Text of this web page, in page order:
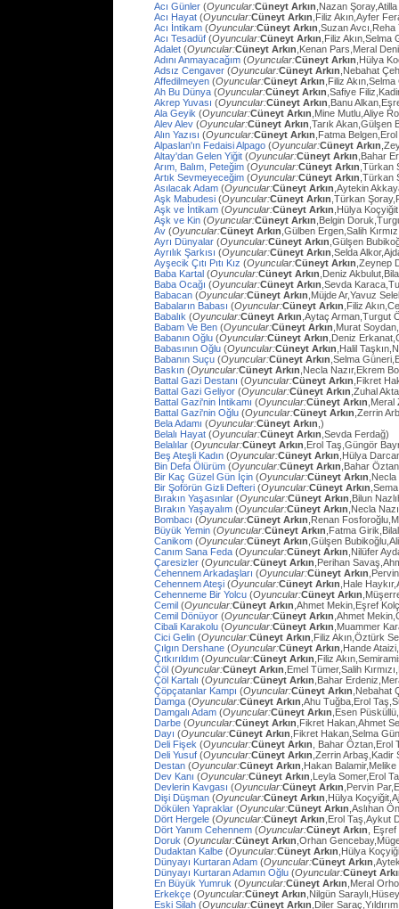
Acı Günler (Oyuncular:Cüneyt Arkın ,Nazan
Acı Hayat (Oyuncular:Cüneyt Arkın ,Filiz Akın,Ayfer
Acı İntikam (Oyuncular:Cüneyt Arkın ,Suzan
Acı Tesadüf (Oyuncular:Cüneyt Arkın ,Filiz Akın,Selma
Adalet (Oyuncular:Cüneyt Arkın ,Kenan Pars,Meral
Adını Anmayacağım (Oyuncular:Cüneyt Arkın ,Hülya
Adsız Cengaver (Oyuncular:Cüneyt Arkın ,Nebahat
Affedilmeyen (Oyuncular:Cüneyt Arkın ,Filiz
Ah Bu Dünya (Oyuncular:Cüneyt Arkın ,Safiye
Akrep Yuvası (Oyuncular:Cüneyt Arkın ,Banu
Ala Geyik (Oyuncular:Cüneyt Arkın ,Mine Mutlu,Aliye
Alev Alev (Oyuncular:Cüneyt Arkın ,Tarık Akan,Gülşen
Alın Yazısı (Oyuncular:Cüneyt Arkın ,Fatma
Alpaslan'ın Fedaisi Alpago (Oyuncular:Cüneyt Arkın
Altay'dan Gelen Yiğit (Oyuncular:Cüneyt Arkın ,Bahar
Arım, Balım, Peteğim (Oyuncular:Cüneyt Arkın ,Türkan
Artık Sevmeyeceğim (Oyuncular:Cüneyt Arkın ,Türkan
Asılacak Adam (Oyuncular:Cüneyt Arkın ,Aytekin
Aşk Mabudesi (Oyuncular:Cüneyt Arkın ,Türkan
Aşk ve İntikam (Oyuncular:Cüneyt Arkın ,Hülya
Aşk ve Kin (Oyuncular:Cüneyt Arkın ,Belgin
Av (Oyuncular:Cüneyt Arkın ,Gülben Ergen,Salih
Ayrı Dünyalar (Oyuncular:Cüneyt Arkın ,Gülşen
Ayrılık Şarkısı (Oyuncular:Cüneyt Arkın ,Selda
Ayşecik Çıtı Pıtı Kız (Oyuncular:Cüneyt Arkın ,Zeynep
Baba Kartal (Oyuncular:Cüneyt Arkın ,Deniz
Baba Ocağı (Oyuncular:Cüneyt Arkın ,Sevda
Babacan (Oyuncular:Cüneyt Arkın ,Müjde Ar,Yavuz
Babaların Babası (Oyuncular:Cüneyt Arkın ,Filiz
Babalık (Oyuncular:Cüneyt Arkın ,Aytaç Arman,Turgut
Babam Ve Ben (Oyuncular:Cüneyt Arkın ,Murat
Babanın Oğlu (Oyuncular:Cüneyt Arkın ,Deniz
Babasının Oğlu (Oyuncular:Cüneyt Arkın ,Halil
Babanın Suçu (Oyuncular:Cüneyt Arkın ,Selma
Baskın (Oyuncular:Cüneyt Arkın ,Necla Nazır,Ekrem
Battal Gazi Destanı (Oyuncular:Cüneyt Arkın ,Fikret
Battal Gazi Geliyor (Oyuncular:Cüneyt Arkın ,Zuhal
Battal Gazi'nin İntikamı (Oyuncular:Cüneyt Arkın
Battal Gazi'nin Oğlu (Oyuncular:Cüneyt Arkın ,Zerrin
Bela Adamı (Oyuncular:Cüneyt Arkın ,)
Belalı Hayat (Oyuncular:Cüneyt Arkın ,Sevda Ferdağ)
Belalılar (Oyuncular:Cüneyt Arkın ,Erol Taş,Güngör
Beş Ateşli Kadın (Oyuncular:Cüneyt Arkın ,Hülya
Bin Defa Ölürüm (Oyuncular:Cüneyt Arkın ,Bahar
Bir Kaç Güzel Gün İçin (Oyuncular:Cüneyt Arkın
Bir Şoförün Gizli Defteri (Oyuncular:Cüneyt Arkın
Bırakın Yaşasınlar (Oyuncular:Cüneyt Arkın ,Bilun
Bırakın Yaşayalım (Oyuncular:Cüneyt Arkın ,Necla
Bombacı (Oyuncular:Cüneyt Arkın ,Renan
Büyük Yemin (Oyuncular:Cüneyt Arkın ,Fatma
Canikom (Oyuncular:Cüneyt Arkın ,Gülşen
Canım Sana Feda (Oyuncular:Cüneyt Arkın ,Nilüfer
Çaresizler (Oyuncular:Cüneyt Arkın ,Perihan
Cehennem Arkadaşları (Oyuncular:Cüneyt Arkın
Cehennem Ateşi (Oyuncular:Cüneyt Arkın ,Hale
Cehenneme Bir Yolcu (Oyuncular:Cüneyt Arkın
Cemil (Oyuncular:Cüneyt Arkın ,Ahmet Mekin,Eşref
Cemil Dönüyor (Oyuncular:Cüneyt Arkın ,Ahmet
Cibali Karakolu (Oyuncular:Cüneyt Arkın ,Muammer
Cici Gelin (Oyuncular:Cüneyt Arkın ,Filiz Akın,Öztürk
Çılgın Dershane (Oyuncular:Cüneyt Arkın ,Hande
Çıtkırıldım (Oyuncular:Cüneyt Arkın ,Filiz
Çöl (Oyuncular:Cüneyt Arkın ,Emel Tümer,Salih
Çöl Kartalı (Oyuncular:Cüneyt Arkın ,Bahar
Çöpçatanlar Kampı (Oyuncular:Cüneyt Arkın ,Nebahat
Damga (Oyuncular:Cüneyt Arkın ,Ahu Tuğba,Erol
Damgalı Adam (Oyuncular:Cüneyt Arkın ,Esen
Darbe (Oyuncular:Cüneyt Arkın ,Fikret Hakan,Ahmet
Dayı (Oyuncular:Cüneyt Arkın ,Fikret Hakan,Selma
Deli Fişek (Oyuncular:Cüneyt Arkın , Bahar Öztan,Erol
Deli Yusuf (Oyuncular:Cüneyt Arkın ,Zerrin Arbaş,Kadir
Destan (Oyuncular:Cüneyt Arkın ,Hakan
Dev Kanı (Oyuncular:Cüneyt Arkın ,Leyla Somer,Erol
Devlerin Kavgası (Oyuncular:Cüneyt Arkın ,Pervin
Dişi Düşman (Oyuncular:Cüneyt Arkın ,Hülya
Dökülen Yapraklar (Oyuncular:Cüneyt Arkın ,Aslıhan
Dört Hergele (Oyuncular:Cüneyt Arkın ,Erol Taş,Aykut
Dört Yanım Cehennem (Oyuncular:Cüneyt Arkın ,
Doruk (Oyuncular:Cüneyt Arkın ,Orhan
Dudaktan Kalbe (Oyuncular:Cüneyt Arkın ,Hülya
Dünyayı Kurtaran Adam (Oyuncular:Cüneyt Arkın
Dünyayı Kurtaran Adamın Oğlu (Oyuncular:Cüneyt
En Büyük Yumruk (Oyuncular:Cüneyt Arkın ,Meral
Erkekçe (Oyuncular:Cüneyt Arkın ,Nilgün
Eski Silah (Oyuncular:Cüneyt Arkın ,Diler